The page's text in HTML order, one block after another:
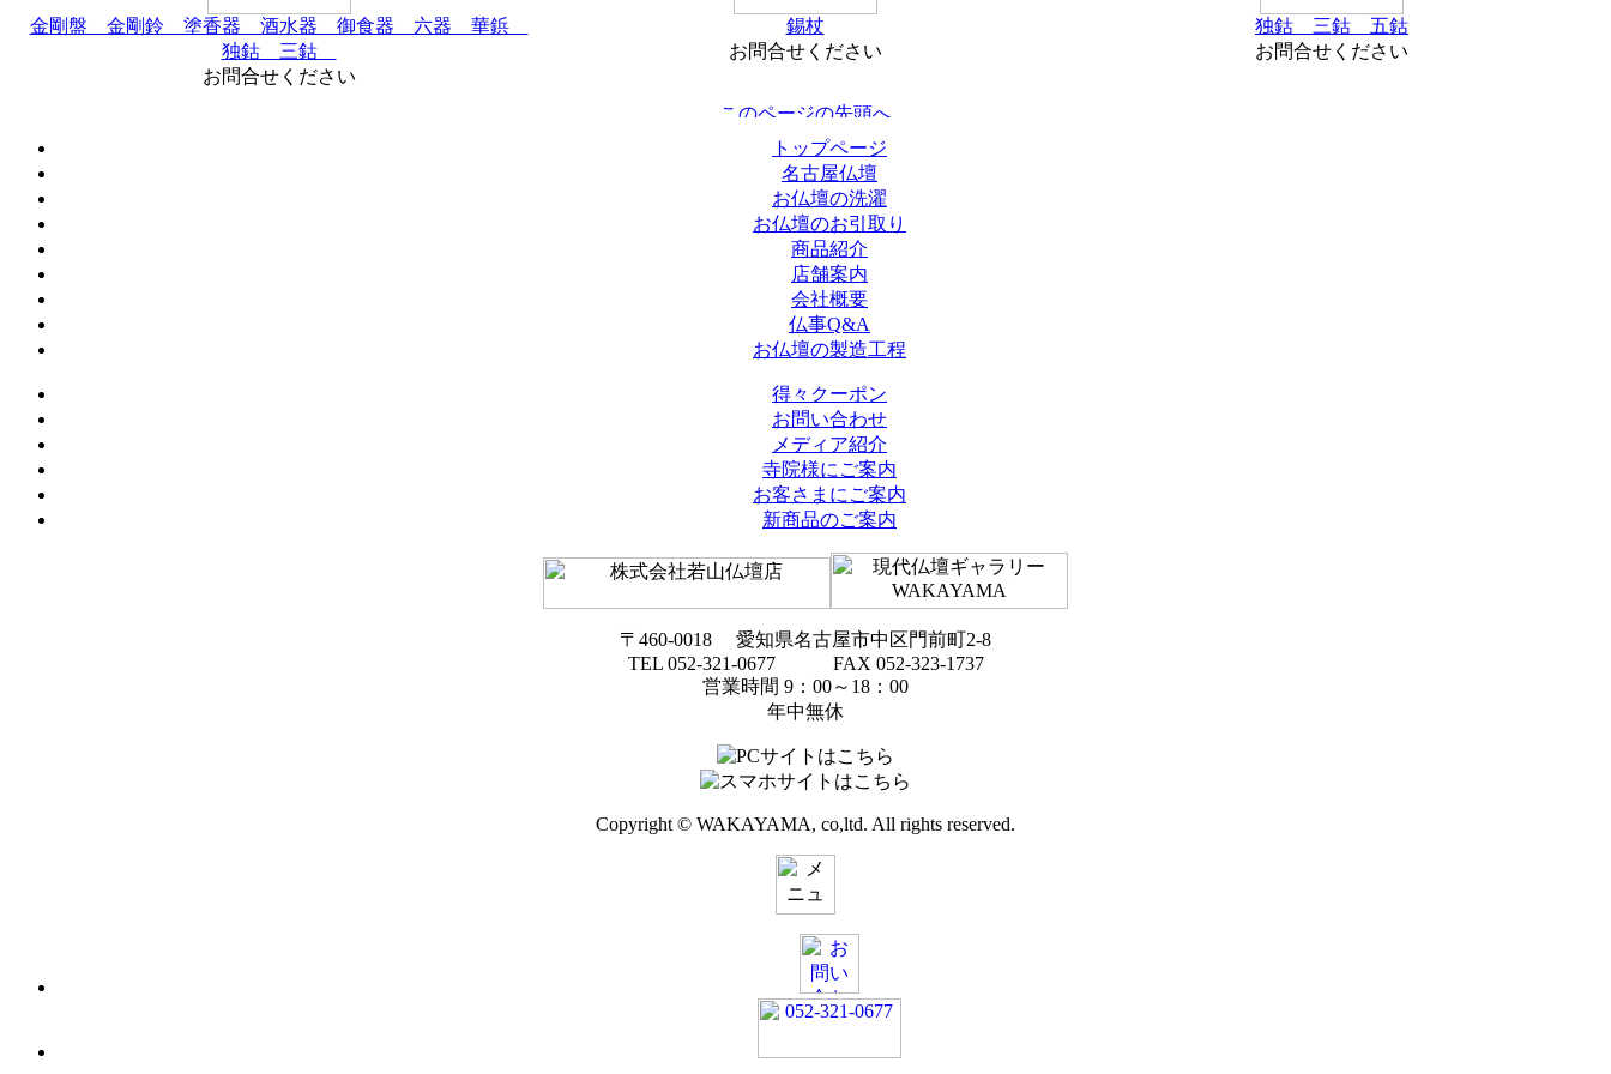
金剛盤 金剛鈴 塗香器 酒水器 御食器 六器 華鋲
独鈷 三鈷
お問合せください
錫杖
お問合せください
独鈷 三鈷 五鈷
お問合せください
トップページ
名古屋仏壇
お仏壇の洗濯
お仏壇のお引取り
商品紹介
店舗案内
会社概要
仏事Q&A
お仏壇の製造工程
得々クーポン
お問い合わせ
メディア紹介
寺院様にご案内
お客さまにご案内
新商品のご案内
〒460-0018 愛知県名古屋市中区門前町2-8
TEL 052-321-0677 FAX 052-323-1737
営業時間 9：00～18：00
年中無休
Copyright © WAKAYAMA, co,ltd. All rights reserved.